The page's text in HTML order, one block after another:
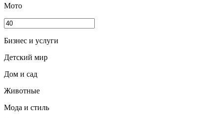
Мото
Бизнес и услуги
Детский мир
Дом и сад
Животные
Мода и стиль